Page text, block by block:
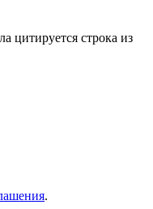
цитируется строка из
.